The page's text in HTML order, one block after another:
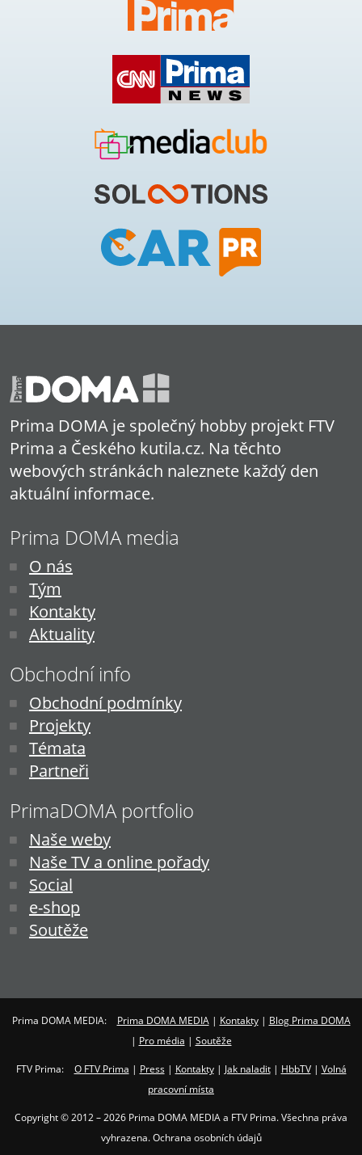
Prima DOMA je společný hobby projekt FTV
Prima a Českého kutila.cz. Na těchto
webových stránkách naleznete každý den
aktuální informace.
Prima DOMA media
O nás
Tým
Kontakty
Aktuality
Obchodní info
Obchodní podmínky
Projekty
Témata
Partneři
PrimaDOMA portfolio
Naše weby
Naše TV a online pořady
Social
e-shop
Soutěže
Prima DOMA MEDIA: Prima DOMA MEDIA| Kontakty| Blog Prima DOMA
| Pro média | Soutěže
FTV Prima: O FTV Prima | Press| Kontakty| Jak naladit| HbbTV| Volná
pracovní místa
Copyright © 2012 – 2026 Prima DOMA MEDIA a FTV Prima. Všechna práva
vyhrazena. Ochrana osobních údajů